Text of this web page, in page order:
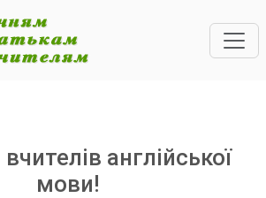
англійської
мови!